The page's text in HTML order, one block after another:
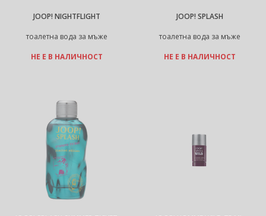
JOOP! NIGHTFLIGHT
тоалетна вода за мъже
НЕ Е В НАЛИЧНОСТ
JOOP! SPLASH
тоалетна вода за мъже
НЕ Е В НАЛИЧНОСТ